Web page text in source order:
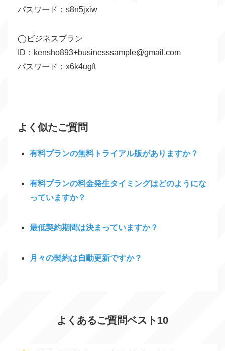
パスワード：s8n5jxiw
◯ビジネスプラン
ID：kensho893+businesssample@gmail.com
パスワード：x6k4ugft
よく似たご質問
有料プランの無料トライアル版がありますか？
有料プランの料金発生タイミングはどのようにな
っていますか？
最低契約期間は決まっていますか？
月々の契約は自動更新ですか？
よくあるご質問ベスト10